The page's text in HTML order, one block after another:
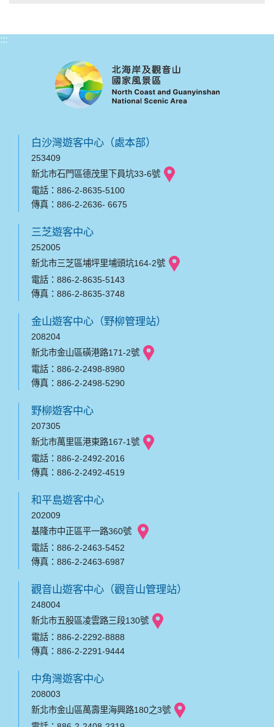
:::
白沙灣遊客中心（處本部）
253409
新北市石門區德茂里下員坑33-6號
電話：886-2-8635-5100
傳真：886-2-2636- 6675
三芝遊客中心
252005
新北市三芝區埔坪里埔頭坑164-2號
電話：886-2-8635-5143
傳真：886-2-8635-3748
金山遊客中心（野柳管理站）
208204
新北市金山區磺港路171-2號
電話：886-2-2498-8980
傳真：886-2-2498-5290
野柳遊客中心
207305
新北市萬里區港東路167-1號
電話：886-2-2492-2016
傳真：886-2-2492-4519
和平島遊客中心
202009
基隆市中正區平一路360號
電話：886-2-2463-5452
傳真：886-2-2463-6987
觀音山遊客中心（觀音山管理站）
248004
新北市五股區凌雲路三段130號
電話：886-2-2292-8888
傳真：886-2-2291-9444
中角灣遊客中心
208003
新北市金山區萬壽里海興路180之3號